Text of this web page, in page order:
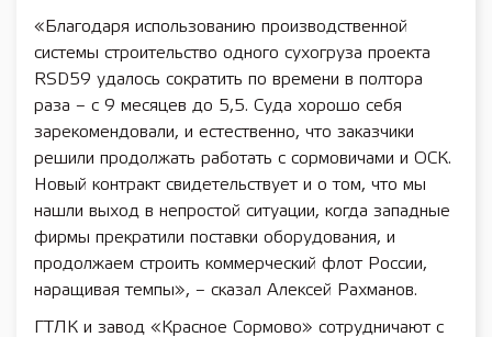
«Благодаря использованию производственной
системы строительство одного сухогруза проекта
RSD59 удалось сократить по времени в полтора
раза – с 9 месяцев до 5,5. Суда хорошо себя
зарекомендовали, и естественно, что заказчики
решили продолжать работать с сормовичами и ОСК.
Новый контракт свидетельствует и о том, что мы
нашли выход в непростой ситуации, когда западные
фирмы прекратили поставки оборудования, и
продолжаем строить коммерческий флот России,
наращивая темпы», – сказал Алексей Рахманов.
ГТЛК и завод «Красное Сормово» сотрудничают с